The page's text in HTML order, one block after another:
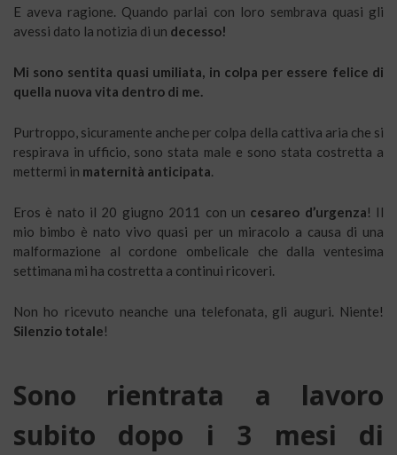
E aveva ragione. Quando parlai con loro sembrava quasi gli
avessi dato la notizia di un decesso!
Mi sono sentita quasi umiliata, in colpa per essere felice di
quella nuova vita dentro di me.
Purtroppo, sicuramente anche per colpa della cattiva aria che si
respirava in ufficio, sono stata male e sono stata costretta a
mettermi in maternità anticipata.
Eros è nato il 20 giugno 2011 con un cesareo d’urgenza! Il
mio bimbo è nato vivo quasi per un miracolo a causa di una
malformazione al cordone ombelicale che dalla ventesima
settimana mi ha costretta a continui ricoveri.
Non ho ricevuto neanche una telefonata, gli auguri. Niente!
Silenzio totale!
Sono rientrata a lavoro
subito dopo i 3 mesi di